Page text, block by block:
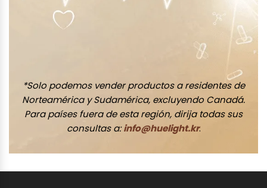
*Solo podemos vender productos a residentes de
Norteamérica y Sudamérica, excluyendo Canadá.
Para países fuera de esta región, dirija todas sus
consultas a:info@huelight.kr.